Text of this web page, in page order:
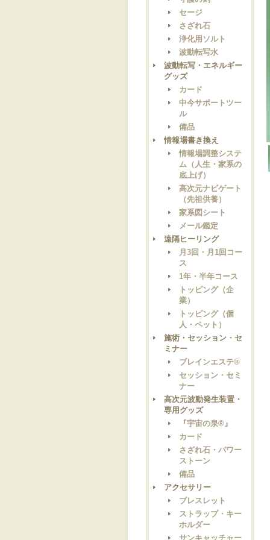
セージ
さざれ石
浄化用ソルト
波動転写水
波動転写・エネルギー
グッズ
カード
中今サポートツー
ル
備品
情報場書き換え
情報場調整システ
ム（人生・家系の
底上げ）
高次元ナビゲート
（先祖供養）
家系図シート
メール鑑定
遠隔ヒーリング
月3回・月1回コー
ス
1年・半年コース
トッピング（企
業）
トッピング（個
人・ペット）
施術・セッション・セ
ミナー
ブレインエステ®
セッション・セミ
ナー
高次元波動発生装置・
専用グッズ
『宇宙の泉®』
カード
さざれ石・パワー
ストーン
備品
アクセサリー
ブレスレット
ストラップ・キー
ホルダー
サンキャッチャー